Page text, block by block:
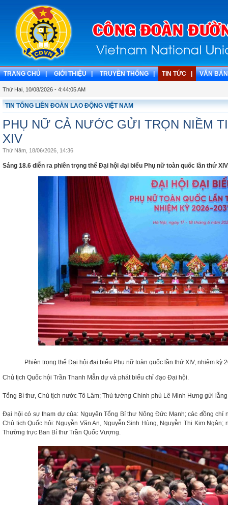
TRANG CHỦ | GIỚI THIỆU | TRUYỀN THỐNG | TIN TỨC | VĂN
Thứ Hai, 10/08/2026 - 4:44:06 AM
TIN TỔNG LIÊN ĐOÀN LAO ĐỘNG VIỆT NAM
PHỤ NỮ CẢ NƯỚC GỬI TRỌN NIỀM
XIV
Thứ Năm, 18/06/2026, 14:36
Sáng 18.6 diễn ra phiên trọng thể Đại hội đại biểu Phụ nữ toàn quốc lần thứ
Phiên trọng thể Đại hội đại biểu Phụ nữ toàn quốc lần thứ XIV, nhiệm kỳ
Chủ tịch Quốc hội Trần Thanh Mẫn dự và phát biểu chỉ đạo Đại hội.
Tổng Bí thư, Chủ tịch nước Tô Lâm; Thủ tướng Chính phủ Lê Minh Hưng gửi
Đại hội có sự tham dự của: Nguyên Tổng Bí thư Nông Đức Mạnh; các đồng chí
Chủ tịch Quốc hội: Nguyễn Văn An, Nguyễn Sinh Hùng, Nguyễn Thị Kim Ngân;
Thường trực Ban Bí thư Trần Quốc Vượng.